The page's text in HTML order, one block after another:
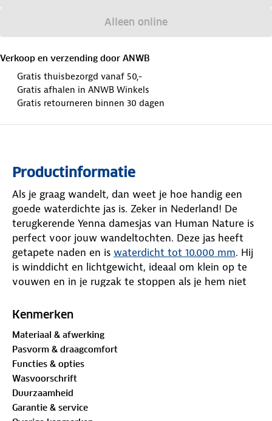
Alleen online
Verkoop en verzending door ANWB
Gratis thuisbezorgd vanaf 50,-
Gratis afhalen in ANWB Winkels
Gratis retourneren binnen 30 dagen
Productinformatie
Als je graag wandelt, dan weet je hoe handig een
goede waterdichte jas is. Zeker in Nederland! De
terugkerende Yenna damesjas van Human Nature is
perfect voor jouw wandeltochten. Deze jas heeft
getapete naden en is waterdicht tot 10.000 mm. Hij
is winddicht en lichtgewicht, ideaal om klein op te
vouwen en in je rugzak te stoppen als je hem niet
hem perfect maakt als extra laagje tegen regen en
wind. Als je het koud hebt, kun je de jas combineren
met een fleecevest, donsjas of gebreide trui. Je kunt
de pasvorm van zowel de capuchon als de zoom
makkelijk aanpassen aan je voorkeur en het weer.
Kenmerken
Materiaal & afwerking
Pasvorm & draagcomfort
Functies & opties
Wasvoorschrift
Duurzaamheid
Garantie & service